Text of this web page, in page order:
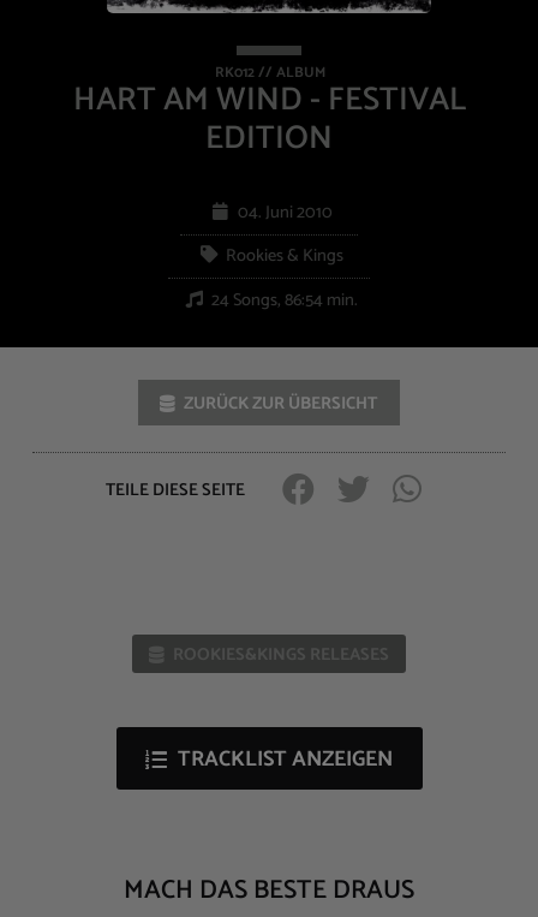
RK012 // ALBUM
HART AM WIND - FESTIVAL
EDITION
04. Juni 2010
Rookies & Kings
24 Songs, 86:54 min.
ZURÜCK ZUR ÜBERSICHT
TEILE DIESE SEITE
ROOKIES&KINGS RELEASES
TRACKLIST ANZEIGEN
MACH DAS BESTE DRAUS